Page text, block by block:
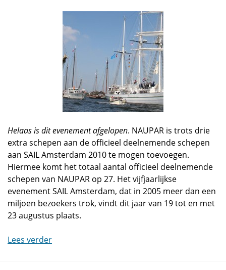
Helaas is dit evenement afgelopen. NAUPAR is trots drie
extra schepen aan de officieel deelnemende schepen
aan SAIL Amsterdam 2010 te mogen toevoegen.
Hiermee komt het totaal aantal officieel deelnemende
schepen van NAUPAR op 27. Het vijfjaarlijkse
evenement SAIL Amsterdam, dat in 2005 meer dan een
miljoen bezoekers trok, vindt dit jaar van 19 tot en met
23 augustus plaats.
Lees verder